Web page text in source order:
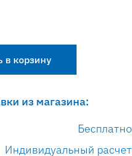
в корзину
из магазина:
Бесплатно
Индивидуальный расчет